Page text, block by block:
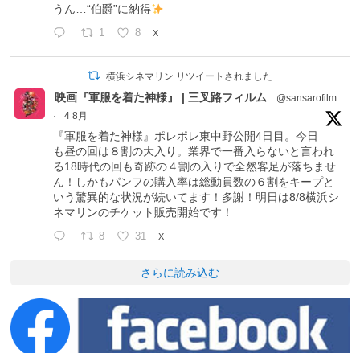
うん…“伯爵”に納得
1 8 X
横浜シネマリン リツイートされました
映画『軍服を着た神様』 | 三叉路フィルム
@sansarofilm
·
4 8月
『軍服を着た神様』ポレポレ東中野公開4日目。今日
も昼の回は８割の大入り。業界で一番入らないと言われ
る18時代の回も奇跡の４割の入りで全然客足が落ちませ
ん！しかもパンフの購入率は総動員数の６割をキープと
いう驚異的な状況が続いてます！多謝！明日は8/8横浜シ
ネマリンのチケット販売開始です！
8 31 X
さらに読み込む